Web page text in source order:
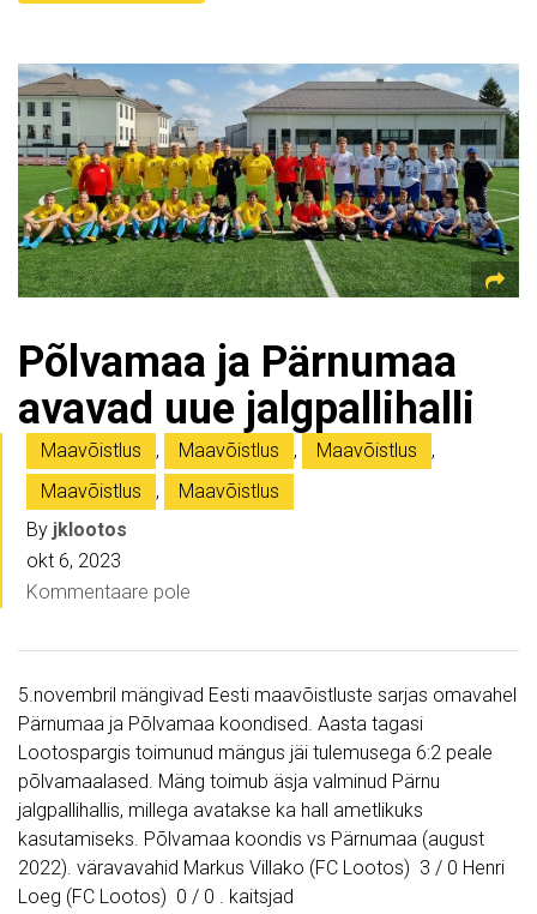
Põlvamaa ja Pärnumaa
avavad uue jalgpallihalli
Maavõistlus , Maavõistlus , Maavõistlus
,
Maavõistlus
,
Maavõistlus
By jklootos
okt 6, 2023
Kommentaare pole
5.novembril mängivad Eesti maavõistluste sarjas omavahel
Pärnumaa ja Põlvamaa koondised. Aasta tagasi
Lootospargis toimunud mängus jäi tulemusega 6:2 peale
põlvamaalased. Mäng toimub äsja valminud Pärnu
jalgpallihallis, millega avatakse ka hall ametlikuks
kasutamiseks. Põlvamaa koondis vs Pärnumaa (august
2022). väravavahid Markus Villako (FC Lootos) 3 / 0 Henri
Loeg (FC Lootos) 0 / 0 . kaitsjad